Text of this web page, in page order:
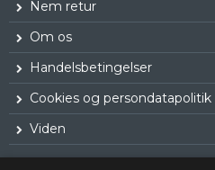
Nem retur
Om os
Handelsbetingelser
Cookies og persondatapolitik
Viden